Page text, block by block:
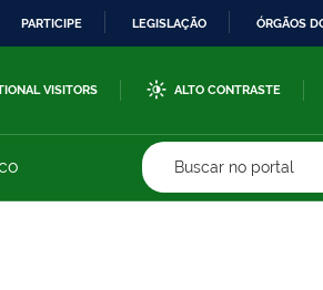
PARTICIPE LEGISLAÇÃO ÓRGÃOS
VISITORS ALTO CONTRASTE
Buscar no portal